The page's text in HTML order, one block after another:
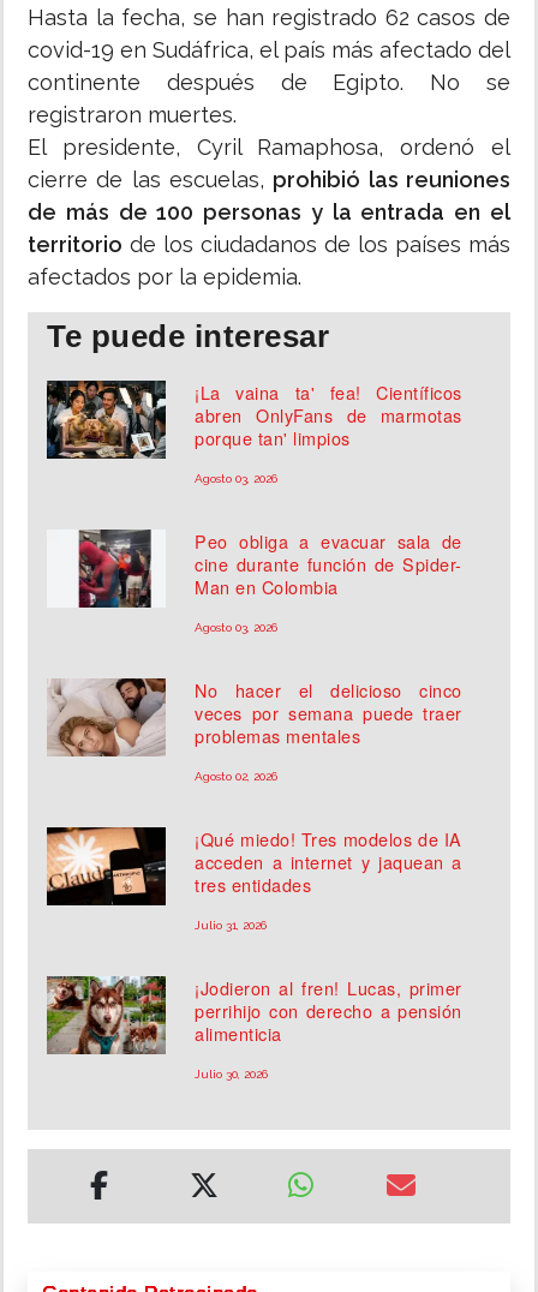
Hasta la fecha, se han registrado 62 casos de
covid-19 en Sudáfrica, el país más afectado del
continente después de Egipto. No se
registraron muertes.
El presidente, Cyril Ramaphosa, ordenó el
cierre de las escuelas, prohibió las reuniones
de más de 100 personas y la entrada en el
territorio de los ciudadanos de los países más
afectados por la epidemia.
Te puede interesar
¡La vaina ta' fea! Científicos
abren OnlyFans de marmotas
porque tan' limpios
Agosto 03, 2026
Peo obliga a evacuar sala de
cine durante función de Spider-
Man en Colombia
Agosto 03, 2026
No hacer el delicioso cinco
veces por semana puede traer
problemas mentales
Agosto 02, 2026
¡Qué miedo! Tres modelos de IA
acceden a internet y jaquean a
tres entidades
Julio 31, 2026
¡Jodieron al fren! Lucas, primer
perrihijo con derecho a pensión
alimenticia
Julio 30, 2026